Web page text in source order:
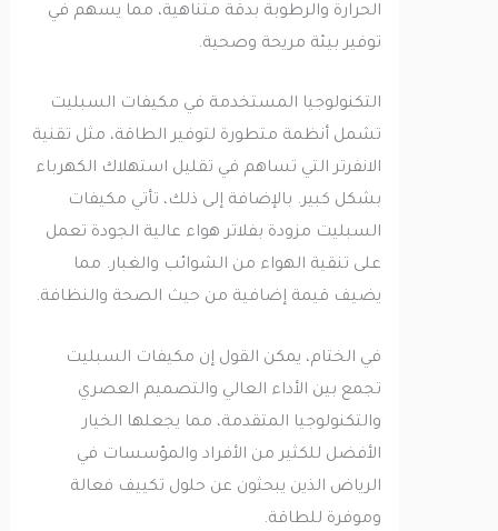
الحرارة والرطوبة بدقة متناهية، مما يسهم في
توفير بيئة مريحة وصحية.
التكنولوجيا المستخدمة في مكيفات السبليت
تشمل أنظمة متطورة لتوفير الطاقة، مثل تقنية
الانفرتر التي تساهم في تقليل استهلاك الكهرباء
بشكل كبير. بالإضافة إلى ذلك، تأتي مكيفات
السبليت مزودة بفلاتر هواء عالية الجودة تعمل
على تنقية الهواء من الشوائب والغبار. مما
يضيف قيمة إضافية من حيث الصحة والنظافة.
في الختام، يمكن القول إن مكيفات السبليت
تجمع بين الأداء العالي والتصميم العصري
والتكنولوجيا المتقدمة، مما يجعلها الخيار
الأفضل للكثير من الأفراد والمؤسسات في
الرياض الذين يبحثون عن حلول تكييف فعالة
وموفرة للطاقة.